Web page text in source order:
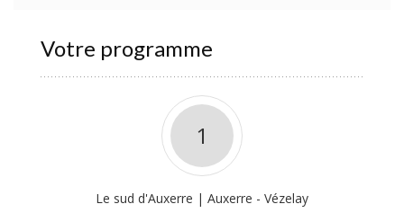
Votre programme
1
Le sud d'Auxerre | Auxerre - Vézelay